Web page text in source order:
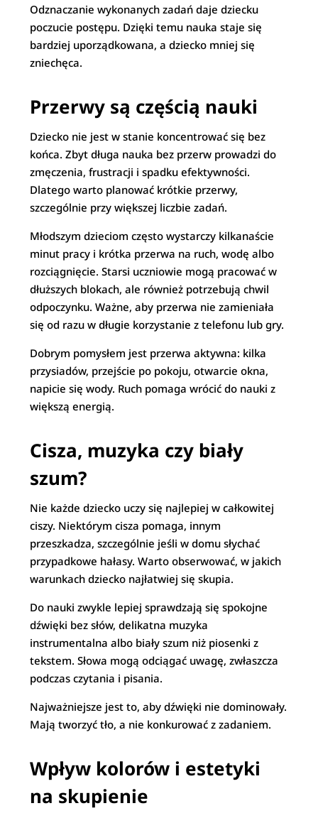
Odznaczanie wykonanych zadań daje dziecku
poczucie postępu. Dzięki temu nauka staje się
bardziej uporządkowana, a dziecko mniej się
zniechęca.
Przerwy są częścią nauki
Dziecko nie jest w stanie koncentrować się bez
końca. Zbyt długa nauka bez przerw prowadzi do
zmęczenia, frustracji i spadku efektywności.
Dlatego warto planować krótkie przerwy,
szczególnie przy większej liczbie zadań.
Młodszym dzieciom często wystarczy kilkanaście
minut pracy i krótka przerwa na ruch, wodę albo
rozciągnięcie. Starsi uczniowie mogą pracować w
dłuższych blokach, ale również potrzebują chwil
odpoczynku. Ważne, aby przerwa nie zamieniała
się od razu w długie korzystanie z telefonu lub gry.
Dobrym pomysłem jest przerwa aktywna: kilka
przysiadów, przejście po pokoju, otwarcie okna,
napicie się wody. Ruch pomaga wrócić do nauki z
większą energią.
Cisza, muzyka czy biały
szum?
Nie każde dziecko uczy się najlepiej w całkowitej
ciszy. Niektórym cisza pomaga, innym
przeszkadza, szczególnie jeśli w domu słychać
przypadkowe hałasy. Warto obserwować, w jakich
warunkach dziecko najłatwiej się skupia.
Do nauki zwykle lepiej sprawdzają się spokojne
dźwięki bez słów, delikatna muzyka
instrumentalna albo biały szum niż piosenki z
tekstem. Słowa mogą odciągać uwagę, zwłaszcza
podczas czytania i pisania.
Najważniejsze jest to, aby dźwięki nie dominowały.
Mają tworzyć tło, a nie konkurować z zadaniem.
Wpływ kolorów i estetyki
na skupienie